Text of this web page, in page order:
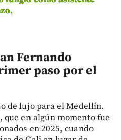
Fernando
paso por el
de lujo para el Medellín.
que en algún momento fue
en 2025, cuando